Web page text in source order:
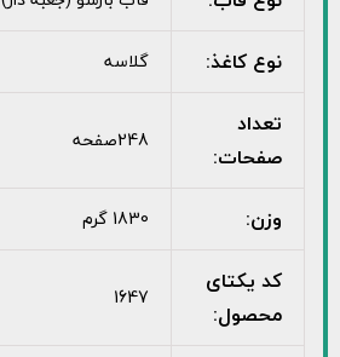
نوع کاغذ: گلاسه
تعداد
صفحات:
248صفحه
وزن: 1830 گرم
کد یکتای
محصول:
1647